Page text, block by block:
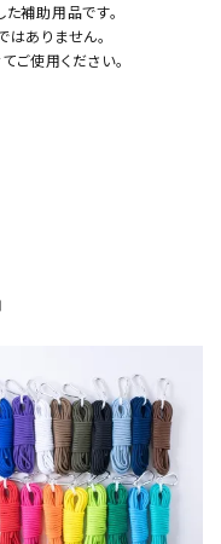
補助用品です。
ありません。
使用ください。